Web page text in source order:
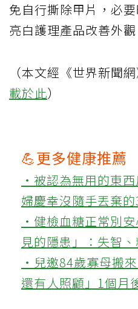
免自行撕除甲片，必
亮白護理產品改善外觀
（本文經《世界新聞
載於此）
💪更多健康推薦
‧被認為無用的東
婦慶幸沒隨手丟棄
‧健檢血糖正常別
見的隱患」：失智
‧兒邀84歲寡母搬
還有人照顧」1個月